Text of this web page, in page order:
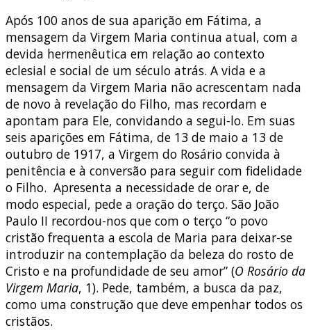
Após 100 anos de sua aparição em Fátima, a
mensagem da Virgem Maria continua atual, com a
devida hermenêutica em relação ao contexto
eclesial e social de um século atrás. A vida e a
mensagem da Virgem Maria não acrescentam nada
de novo à revelação do Filho, mas recordam e
apontam para Ele, convidando a segui-lo. Em suas
seis aparições em Fátima, de 13 de maio a 13 de
outubro de 1917, a Virgem do Rosário convida à
penitência e à conversão para seguir com fidelidade
o Filho. Apresenta a necessidade de orar e, de
modo especial, pede a oração do terço. São João
Paulo II recordou-nos que com o terço “o povo
cristão frequenta a escola de Maria para deixar-se
introduzir na contemplação da beleza do rosto de
Cristo e na profundidade de seu amor” (O Rosário da
Virgem Maria, 1). Pede, também, a busca da paz,
como uma construção que deve empenhar todos os
cristãos.